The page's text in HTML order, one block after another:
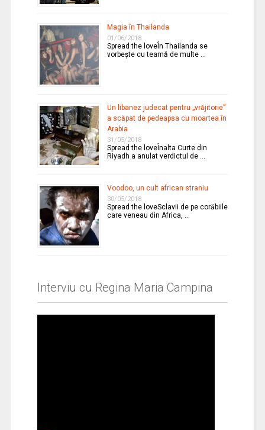
Magia în Thailanda
01/06/2018
Spread the loveÎn Thailanda se
vorbeşte cu teamă de multe …
Un libanez judecat pentru „vrăjitorie”
a scăpat de pedeapsa cu moartea în
Arabia
31/05/2018
Spread the loveÎnalta Curte din
Riyadh a anulat verdictul de …
Voodoo, un cult african straniu
30/05/2018
Spread the loveSclavii de pe corăbiile
care veneau din Africa, …
Interviu cu Regina Maria Campina